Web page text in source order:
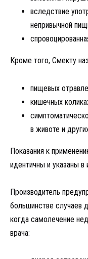
вследствие
непривычной
Кроме того, Смекту
пищевых
кишечных
в животе и
Показания к
идентичны и указаны в
Производитель
большинстве случаев
когда самолечение
врача: